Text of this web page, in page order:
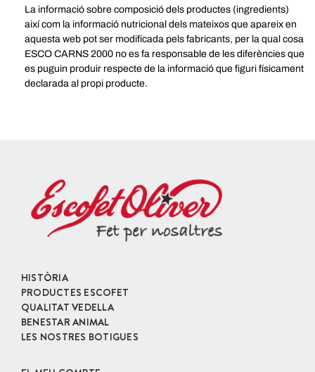
La informació sobre composició dels productes (ingredients)
així com la informació nutricional dels mateixos que apareix en
aquesta web pot ser modificada pels fabricants, per la qual cosa
ESCO CARNS 2000 no es fa responsable de les diferències que
es puguin produir respecte de la informació que figuri físicament
declarada al propi producte.
HISTÒRIA
PRODUCTES ESCOFET
QUALITAT VEDELLA
BENESTAR ANIMAL
LES NOSTRES BOTIGUES